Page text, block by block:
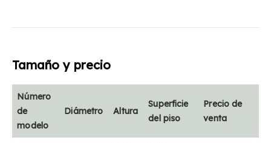
Tamaño y precio
Número
de
modelo
Diámetro Altura
Superficie
del piso
Precio de
venta